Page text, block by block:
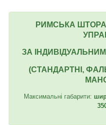
РИМСЬКА
ЗА
(СТАНДАРТНІ,
Максимальні габарити: